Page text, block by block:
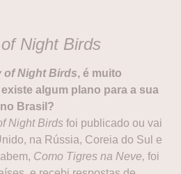
Night Birds
of Night Birds, é muito
algum plano para a sua
Brasil?
Night Birds foi publicado ou vai
na Rússia, Coreia do Sul e
Como Tigres na Neve, foi